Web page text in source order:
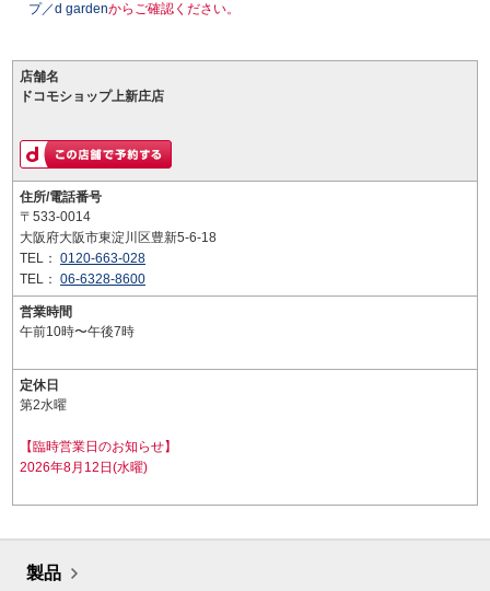
プ／d gardenからご確認ください。
店舗名
ドコモショップ上新庄店
住所/電話番号
〒533-0014
大阪府大阪市東淀川区豊新5-6-18
TEL： 0120-663-028
TEL： 06-6328-8600
営業時間
午前10時〜午後7時
定休日
第2水曜
【臨時営業日のお知らせ】
2026年8月12日(水曜)
製品